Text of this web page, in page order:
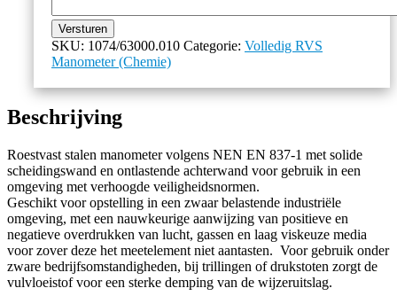
Versturen
SKU: 1074/63000.010 Categorie: Volledig RVS
Manometer (Chemie)
Beschrijving
Roestvast stalen manometer volgens NEN EN 837-1 met solide
scheidingswand en ontlastende achterwand voor gebruik in een
omgeving met verhoogde veiligheidsnormen.
Geschikt voor opstelling in een zwaar belastende industriële
omgeving, met een nauwkeurige aanwijzing van positieve en
negatieve overdrukken van lucht, gassen en laag viskeuze media
voor zover deze het meetelement niet aantasten. Voor gebruik onder
zware bedrijfsomstandigheden, bij trillingen of drukstoten zorgt de
vulvloeistof voor een sterke demping van de wijzeruitslag.